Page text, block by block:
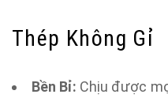
Thép Không Gỉ
Bền Bỉ: Chịu được